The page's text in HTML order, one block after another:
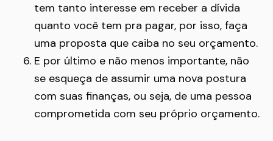
tem tanto interesse em receber a dívida
quanto você tem pra pagar, por isso, faça
uma proposta que caiba no seu orçamento.
E por último e não menos importante, não
se esqueça de assumir uma nova postura
com suas finanças, ou seja, de uma pessoa
comprometida com seu próprio orçamento.